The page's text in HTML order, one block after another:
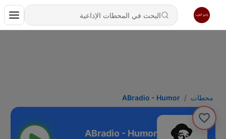
محطات ABradio - Humor
ABradio - Humor